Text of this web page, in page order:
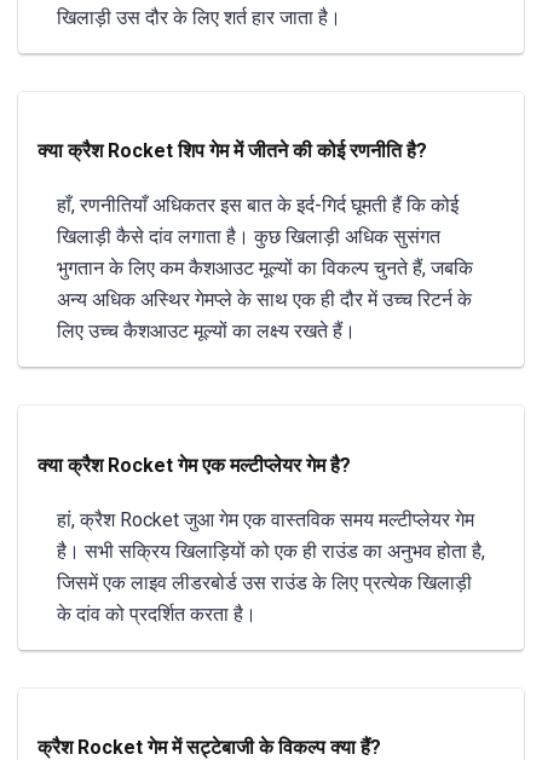
खिलाड़ी उस दौर के लिए शर्त हार जाता है।
क्या क्रैश Rocket शिप गेम में जीतने की कोई रणनीति है?
हाँ, रणनीतियाँ अधिकतर इस बात के इर्द-गिर्द घूमती हैं कि कोई
खिलाड़ी कैसे दांव लगाता है। कुछ खिलाड़ी अधिक सुसंगत
भुगतान के लिए कम कैशआउट मूल्यों का विकल्प चुनते हैं, जबकि
अन्य अधिक अस्थिर गेमप्ले के साथ एक ही दौर में उच्च रिटर्न के
लिए उच्च कैशआउट मूल्यों का लक्ष्य रखते हैं।
क्या क्रैश Rocket गेम एक मल्टीप्लेयर गेम है?
हां, क्रैश Rocket जुआ गेम एक वास्तविक समय मल्टीप्लेयर गेम
है। सभी सक्रिय खिलाड़ियों को एक ही राउंड का अनुभव होता है,
जिसमें एक लाइव लीडरबोर्ड उस राउंड के लिए प्रत्येक खिलाड़ी
के दांव को प्रदर्शित करता है।
क्रैश Rocket गेम में सट्टेबाजी के विकल्प क्या हैं?